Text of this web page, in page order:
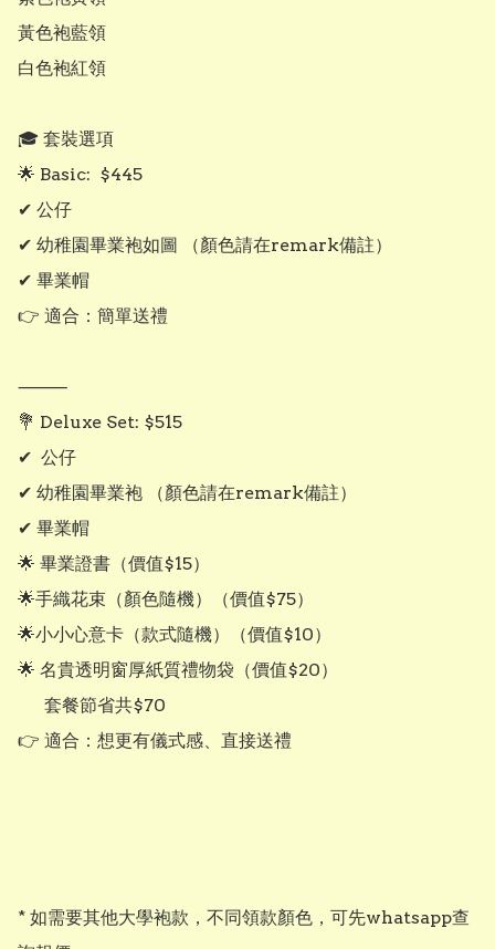
黃色袍藍領
白色袍紅領
🎓 套裝選項
🌟 Basic:  $445
✔ 公仔
✔ 幼稚園畢業袍如圖 （顏色請在remark備註）
✔ 畢業帽
👉 適合：簡單送禮
⸻
💐 Deluxe Set: $515
✔  公仔
✔ 幼稚園畢業袍 （顏色請在remark備註）
✔ 畢業帽
🌟 畢業證書（價值$15）
🌟手織花束（顏色隨機）（價值$75）
🌟小小心意卡（款式隨機）（價值$10）
🌟 名貴透明窗厚紙質禮物袋（價值$20）
👉 適合：想更有儀式感、直接送禮
* 如需要其他大學袍款，不同領款顏色，可先whatsapp查